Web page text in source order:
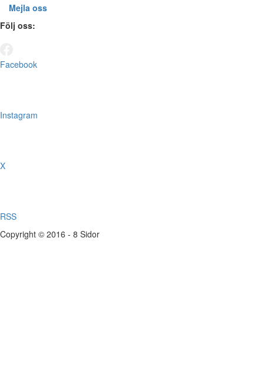
Mejla oss
Följ oss:
Facebook
Instagram
X
RSS
Copyright © 2016 - 8 Sidor